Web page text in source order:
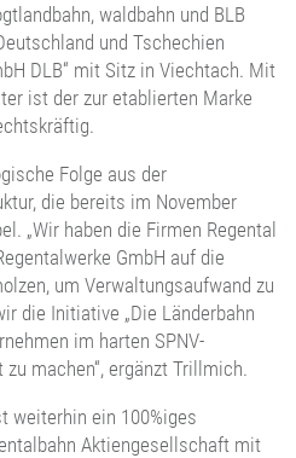
waldbahn und BLB
und Tschechien
DLB“ mit Sitz in Viechtach. Mit
ist der zur etablierten Marke
Folge aus der
die bereits im November
„Wir haben die Firmen Regental
GmbH auf die
um Verwaltungsaufwand zu
die Initiative „Die Länderbahn
im harten SPNV-
machen“, ergänzt Trillmich.
weiterhin ein 100%iges
Aktiengesellschaft mit